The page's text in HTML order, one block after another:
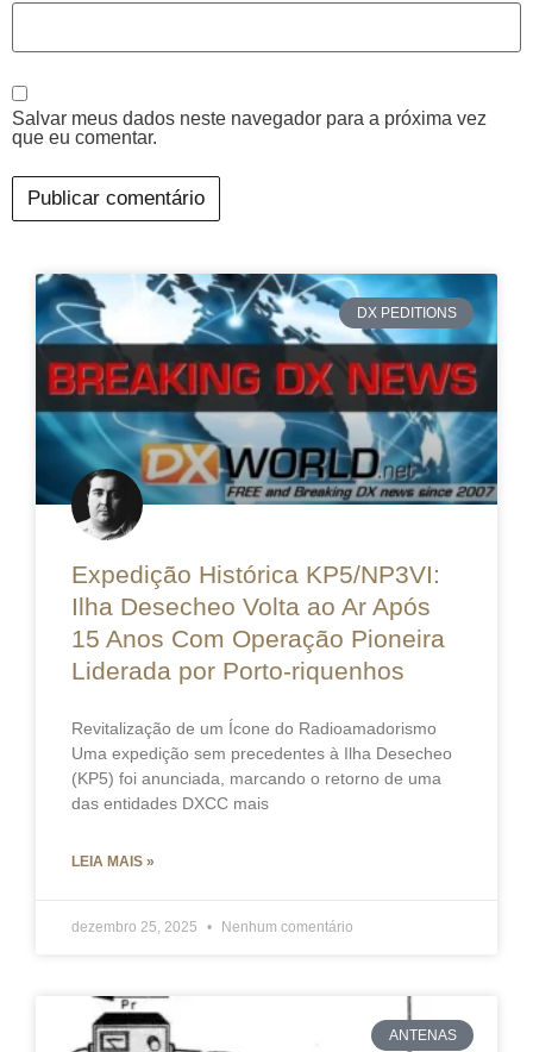
Salvar meus dados neste navegador para a próxima vez
que eu comentar.
DX PEDITIONS
Expedição Histórica KP5/NP3VI:
Ilha Desecheo Volta ao Ar Após
15 Anos Com Operação Pioneira
Liderada por Porto-riquenhos
Revitalização de um Ícone do Radioamadorismo
Uma expedição sem precedentes à Ilha Desecheo
(KP5) foi anunciada, marcando o retorno de uma
das entidades DXCC mais
LEIA MAIS »
dezembro 25, 2025 Nenhum comentário
ANTENAS